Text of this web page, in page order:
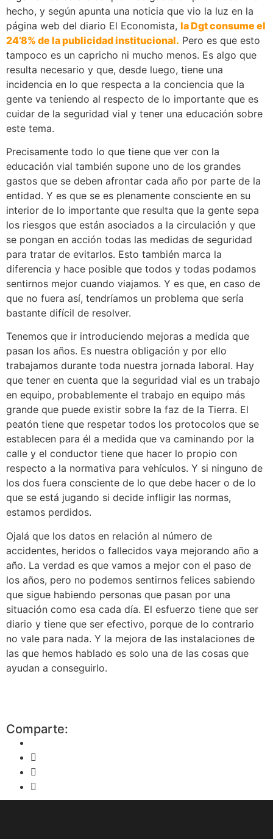
hecho, y según apunta una noticia que vio la luz en la
página web del diario El Economista, la Dgt consume el
24’8% de la publicidad institucional. Pero es que esto
tampoco es un capricho ni mucho menos. Es algo que
resulta necesario y que, desde luego, tiene una
incidencia en lo que respecta a la conciencia que la
gente va teniendo al respecto de lo importante que es
cuidar de la seguridad vial y tener una educación sobre
este tema.
Precisamente todo lo que tiene que ver con la
educación vial también supone uno de los grandes
gastos que se deben afrontar cada año por parte de la
entidad. Y es que se es plenamente consciente en su
interior de lo importante que resulta que la gente sepa
los riesgos que están asociados a la circulación y que
se pongan en acción todas las medidas de seguridad
para tratar de evitarlos. Esto también marca la
diferencia y hace posible que todos y todas podamos
sentirnos mejor cuando viajamos. Y es que, en caso de
que no fuera así, tendríamos un problema que sería
bastante difícil de resolver.
Tenemos que ir introduciendo mejoras a medida que
pasan los años. Es nuestra obligación y por ello
trabajamos durante toda nuestra jornada laboral. Hay
que tener en cuenta que la seguridad vial es un trabajo
en equipo, probablemente el trabajo en equipo más
grande que puede existir sobre la faz de la Tierra. El
peatón tiene que respetar todos los protocolos que se
establecen para él a medida que va caminando por la
calle y el conductor tiene que hacer lo propio con
respecto a la normativa para vehículos. Y si ninguno de
los dos fuera consciente de lo que debe hacer o de lo
que se está jugando si decide infligir las normas,
estamos perdidos.
Ojalá que los datos en relación al número de
accidentes, heridos o fallecidos vaya mejorando año a
año. La verdad es que vamos a mejor con el paso de
los años, pero no podemos sentirnos felices sabiendo
que sigue habiendo personas que pasan por una
situación como esa cada día. El esfuerzo tiene que ser
diario y tiene que ser efectivo, porque de lo contrario
no vale para nada. Y la mejora de las instalaciones de
las que hemos hablado es solo una de las cosas que
ayudan a conseguirlo.
Comparte: